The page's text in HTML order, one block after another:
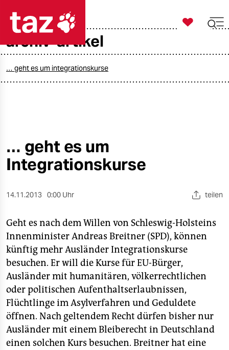
taz zahl ich
gesellschaft
berlin
nord
wahrheit
verlag
verlag
veranstaltungen

taz zahl ich
archiv-artikel
… geht es um integrationskurse
… geht es um
Integrationskurse
14.11.2013 0:00 Uhr teilen
Geht es nach dem Willen von Schleswig-Holsteins
Innenminister Andreas Breitner (SPD), können
künftig mehr Ausländer Integrationskurse
besuchen. Er will die Kurse für EU-Bürger,
Ausländer mit humanitären, völkerrechtlichen
oder politischen Aufenthaltserlaubnissen,
Flüchtlinge im Asylverfahren und Geduldete
öffnen. Nach geltendem Recht dürfen bisher nur
Ausländer mit einem Bleiberecht in Deutschland
einen solchen Kurs besuchen. Breitner hat eine